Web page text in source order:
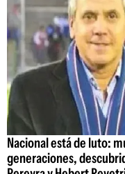
Nacional está de luto:
generaciones,